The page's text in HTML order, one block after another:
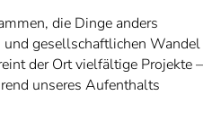
die Dinge anders
und gesellschaftlichen Wandel
der Ort vielfältige Projekte –
unseres Aufenthalts